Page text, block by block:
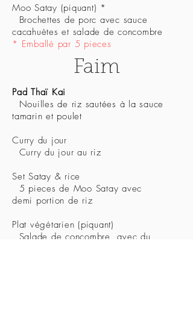
Moo Satay (piquant) *
Brochettes de porc avec sauce
cacahuètes et salade de concombre
* Emballé par 5 pieces
Faim
Pad Thaï Kai
Nouilles de riz sautées à la sauce
tamarin et poulet
Curry du jour
Curry du jour au riz
Set Satay & rice
5 pieces de Moo Satay avec
demi portion de riz
Plat végétarien (piquant)
Salade de concombre, avec du